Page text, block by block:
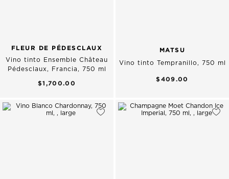
FLEUR DE PÉDESCLAUX
Vino tinto Ensemble Château
Pédesclaux, Francia, 750 ml
$1,700.00
MATSU
Vino tinto Tempranillo, 750 ml
$409.00